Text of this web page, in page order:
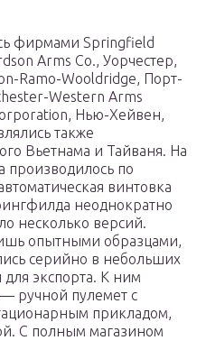
фирмами Springfield
Arms Co., Уорчестер,
Ramo-Wooldridge, Порт-
Western Arms
Нью-Хейвен,
также
Вьетнама и Тайваня. На
производилось по
винтовка
неоднократно
несколько версий.
опытными образцами,
серийно в небольших
для экспорта. К ним
ручной пулемет с
прикладом,
С полным магазином